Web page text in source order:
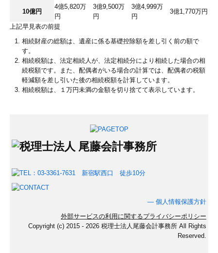
10億円
4億5,820万
円
3億9,500万
円
3億4,999万
円
3億1,770万円
上記早見表の前提
相続財産の総額は、遺産に係る基礎控除額を差し引く前の額で
す。
相続税額は、法定相続人が、法定相続分により相続した場合の相
続税額です。また、配偶者がいる場合の計算では、配偶者の税額
軽減額を差し引いた後の相続税額を計算しています。
相続税額は、１万円未満の金額を切り捨てて表示しています。
― 個人情報保護方針
外部サービスの利用に関するプライバシーポリシー
Copyright (c) 2015 - 2026 税理士法人尾藤会計事務所 All Rights
Reserved.